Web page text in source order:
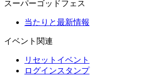
スーパーゴッドフェス
当たりと最新情報
イベント関連
リセットイベント
ログインスタンプ